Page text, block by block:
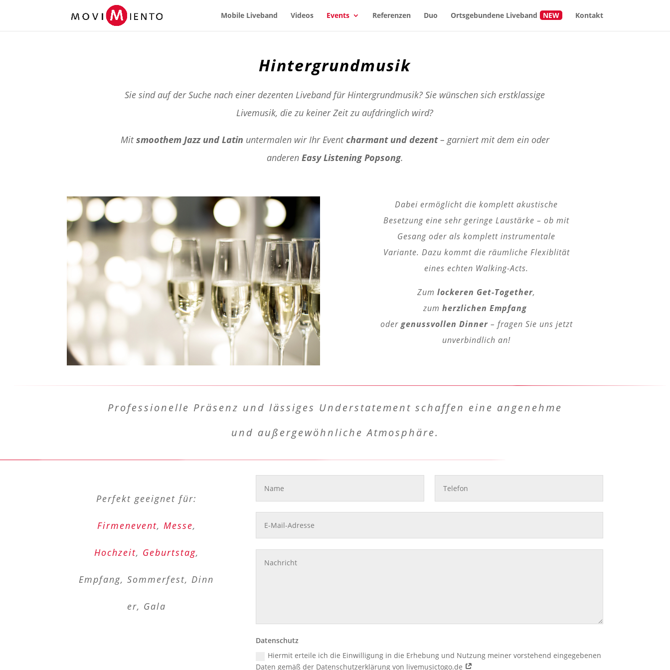
Mobile Liveband Videos Events Referenzen Duo Ortsgebundene Liveband Kontakt
Hintergrundmusik
Sie sind auf der Suche nach einer dezenten Liveband für Hintergrundmusik? Sie wünschen sich erstklassige
Livemusik, die zu keiner Zeit zu aufdringlich wird?
Mitsmoothem Jazz und Latin untermalen wir Ihr Eventcharmant und dezent– garniert mit dem ein oder
anderen Easy Listening Popsong.
Dabei ermöglicht die komplett akustische
Besetzung eine sehr geringe Laustärke – ob mit
Gesang oder als komplett instrumentale
Variante. Dazu kommt die räumliche Flexiblität
eines echten Walking-Acts.
Zumlockeren Get-Together,
zumherzlichen Empfang
odergenussvollen Dinner – fragen Sie uns jetzt
unverbindlich an!
Professionelle Präsenz und lässiges Understatement schaffen eine angenehme
und außergewöhnliche Atmosphäre.
Perfekt geeignet für:
Firmenevent, Messe,
Hochzeit, Geburtstag,
Empfang, Sommerfest, Dinn
er, Gala
Datenschutz
Hiermit erteile ich die Einwilligung in die Erhebung und Nutzung meiner vorstehend eingegebenen
Daten gemäß der Datenschutzerklärung von livemusictogo.de